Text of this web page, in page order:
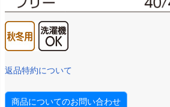
返品特約について
商品についてのお問い合わせ